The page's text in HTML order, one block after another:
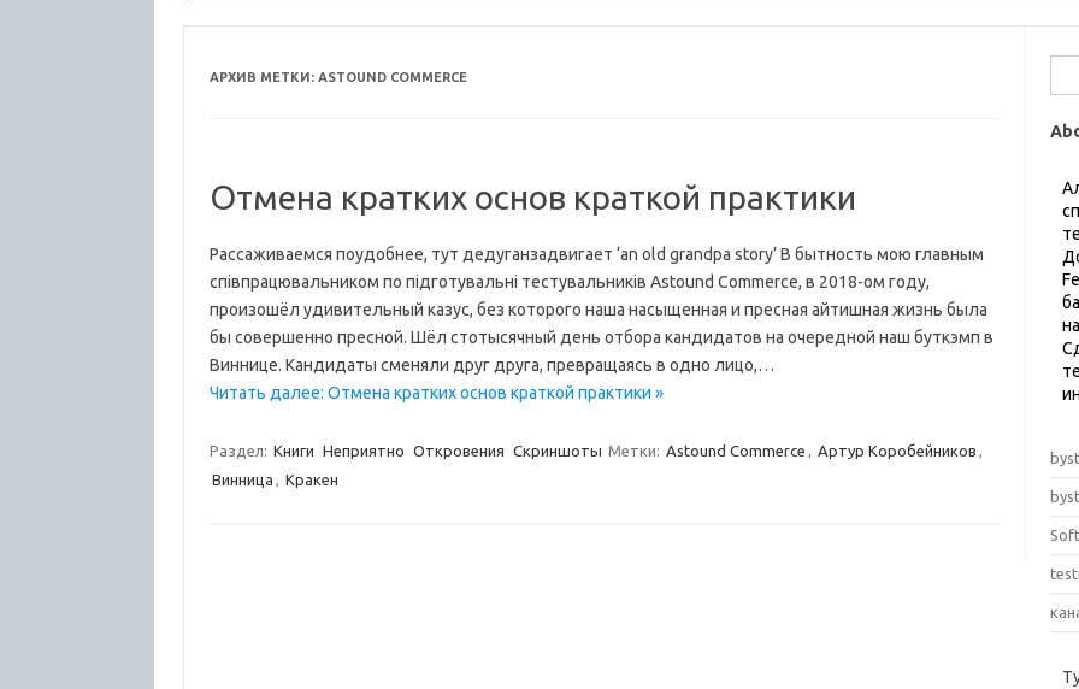
АРХИВ МЕТКИ: ASTOUND COMMERCE
Отмена кратких основ краткой практики
Рассаживаемся поудобнее, тут дедуганзадвигает ‘an old grandpa story’ В бытность мою главным
спiвпрацювальником по підготувальні тестувальників Astound Commerce, в 2018-ом году,
произошёл удивительный казус, без которого наша насыщенная и пресная айтишная жизнь была
бы совершенно пресной. Шёл стотысячный день отбора кандидатов на очередной наш буткэмп в
Виннице. Кандидаты сменяли друг друга, превращаясь в одно лицо,…
Читать далее: Отмена кратких основ краткой практики »
Раздел: Книги Неприятно Откровения Скриншоты Метки: Astound Commerce , Артур Коробейников ,
Винница , Кракен